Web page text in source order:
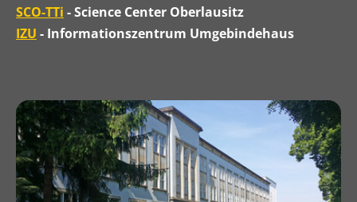
SCO-TTi - Science Center Oberlausitz
IZU - Informationszentrum Umgebindehaus